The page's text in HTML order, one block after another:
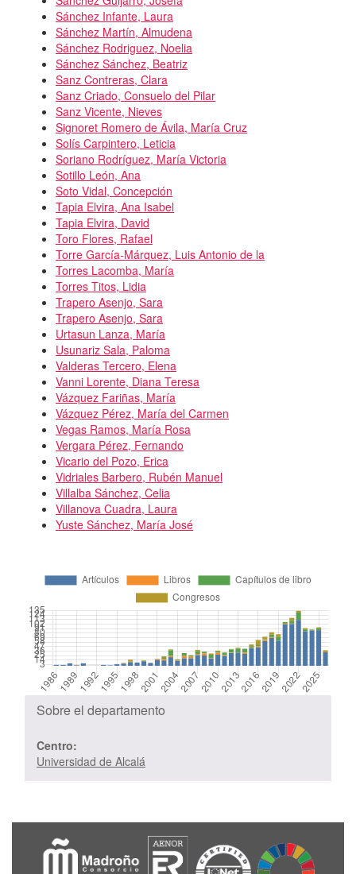
Sánchez Infante, Laura
Sánchez Martín, Almudena
Sánchez Rodriguez, Noelia
Sánchez Sánchez, Beatriz
Sanz Contreras, Clara
Sanz Criado, Consuelo del Pilar
Sanz Vicente, Nieves
Signoret Romero de Ávila, María Cruz
Solís Carpintero, Leticia
Soriano Rodríguez, María Victoria
Sotillo León, Ana
Soto Vidal, Concepción
Tapia Elvira, Ana Isabel
Tapia Elvira, David
Toro Flores, Rafael
Torre García-Márquez, Luis Antonio de la
Torres Lacomba, María
Torres Titos, Lidia
Trapero Asenjo, Sara
Trapero Asenjo, Sara
Urtasun Lanza, María
Usunariz Sala, Paloma
Valderas Tercero, Elena
Vanni Lorente, Diana Teresa
Vázquez Fariñas, María
Vázquez Pérez, María del Carmen
Vegas Ramos, María Rosa
Vergara Pérez, Fernando
Vicario del Pozo, Erica
Vidriales Barbero, Rubén Manuel
Villalba Sánchez, Celia
Villanova Cuadra, Laura
Yuste Sánchez, María José
Sobre el departamento
Centro:
Universidad de Alcalá